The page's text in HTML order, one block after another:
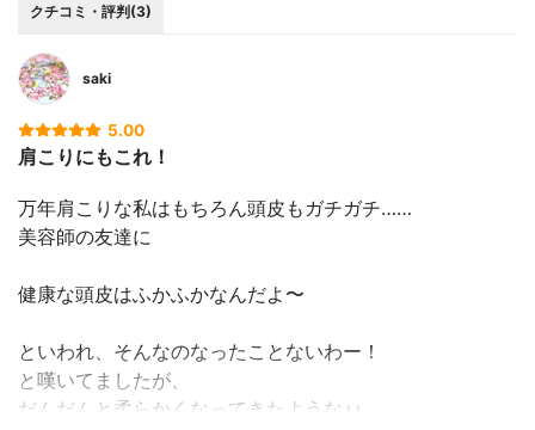
クチコミ・評判(3)
saki
5.00
肩こりにもこれ！
万年肩こりな私はもちろん頭皮もガチガチ……
美容師の友達に
健康な頭皮はふかふかなんだよ〜
といわれ、そんなのなったことないわー！
と嘆いてましたが、
だんだんと柔らかくなってきたような♪♪